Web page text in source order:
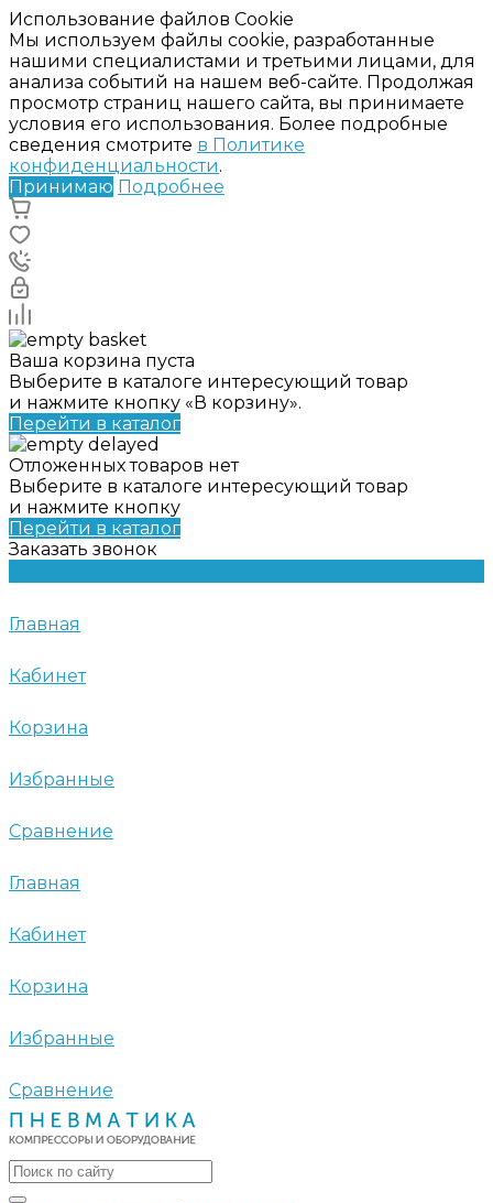
Использование файлов Cookie
Мы используем файлы cookie, разработанные
нашими специалистами и третьими лицами, для
анализа событий на нашем веб-сайте. Продолжая
просмотр страниц нашего сайта, вы принимаете
условия его использования. Более подробные
сведения смотрите в Политике
конфиденциальности.
Принимаю Подробнее
Ваша корзина пуста
Выберите в каталоге интересующий товар
и нажмите кнопку «В корзину».
Перейти в каталог
Отложенных товаров нет
Выберите в каталоге интересующий товар
и нажмите кнопку
Перейти в каталог
Заказать звонок
Главная
Кабинет
Корзина
Избранные
Сравнение
Главная
Кабинет
Корзина
Избранные
Сравнение